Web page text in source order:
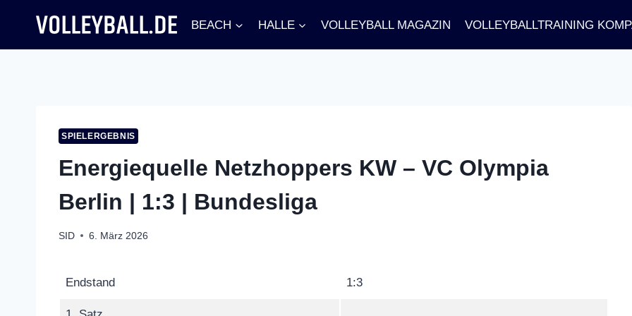
springen
BEACH HALLE VOLLEYBALL MAGAZIN VOLLEYBALLTRAINING
SPIELERGEBNIS
Energiequelle Netzhoppers KW – VC Olympia
Berlin | 1:3 | Bundesliga
SID 6. März 2026
Endstand 1:3